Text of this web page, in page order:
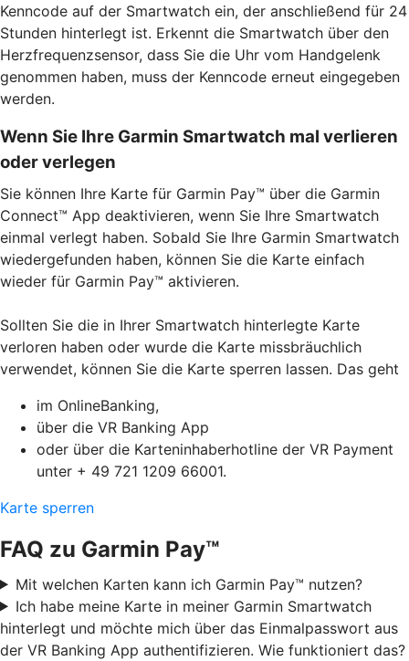
Kenncode auf der Smartwatch ein, der anschließend für 24
Stunden hinterlegt ist. Erkennt die Smartwatch über den
Herzfrequenzsensor, dass Sie die Uhr vom Handgelenk
genommen haben, muss der Kenncode erneut eingegeben
werden.
Wenn Sie Ihre Garmin Smartwatch mal verlieren
oder verlegen
Sie können Ihre Karte für Garmin Pay™ über die Garmin
Connect™ App deaktivieren, wenn Sie Ihre Smartwatch
einmal verlegt haben. Sobald Sie Ihre Garmin Smartwatch
wiedergefunden haben, können Sie die Karte einfach
wieder für Garmin Pay™ aktivieren.
Sollten Sie die in Ihrer Smartwatch hinterlegte Karte
verloren haben oder wurde die Karte missbräuchlich
verwendet, können Sie die Karte sperren lassen. Das geht
im OnlineBanking,
über die VR Banking App
oder über die Karteninhaberhotline der VR Payment
unter + 49 721 1209 66001.
Karte sperren
FAQ zu Garmin Pay™
Mit welchen Karten kann ich Garmin Pay™ nutzen?
Ich habe meine Karte in meiner Garmin Smartwatch
hinterlegt und möchte mich über das Einmalpasswort aus
der VR Banking App authentifizieren. Wie funktioniert das?